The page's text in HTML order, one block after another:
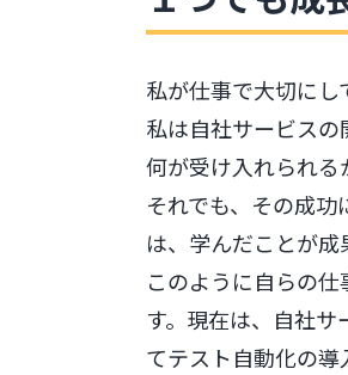
私が仕事で大切にし
私は自社サービスの
何が受け入れられる
それでも、その成
は、学んだことが成
このように自らの
す。現在は、自社
てテスト自動化の